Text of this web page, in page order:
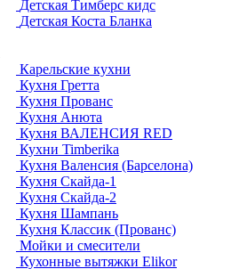
Детская Тимберс кидс
Детская Коста Бланка
Карельские кухни
Кухня Гретта
Кухня Прованс
Кухня Анюта
Кухня ВАЛЕНСИЯ RED
Кухни Timberika
Кухня Валенсия (Барселона)
Кухня Скайда-1
Кухня Скайда-2
Кухня Шампань
Кухня Классик (Прованс)
Мойки и смесители
Кухонные вытяжки Elikor